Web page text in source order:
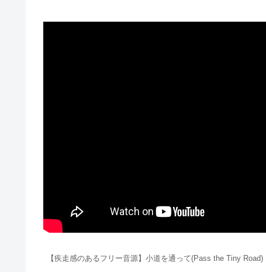
【疾走感のあるフリー音源】小道を通って(Pass the Tiny Road)